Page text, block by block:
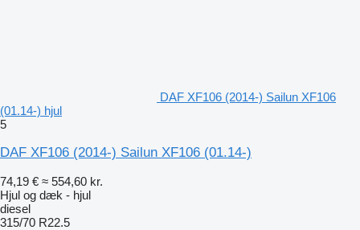
DAF XF106 (2014-) Sailun XF106
(01.14-) hjul
5
DAF XF106 (2014-) Sailun XF106 (01.14-)
74,19 € ≈ 554,60 kr.
Hjul og dæk - hjul
diesel
315/70 R22.5